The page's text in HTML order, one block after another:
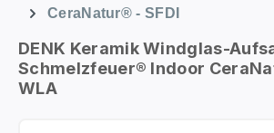
CeraNatur® - SFDI
DENK Keramik Windglas-
Schmelzfeuer® Indoor
WLA